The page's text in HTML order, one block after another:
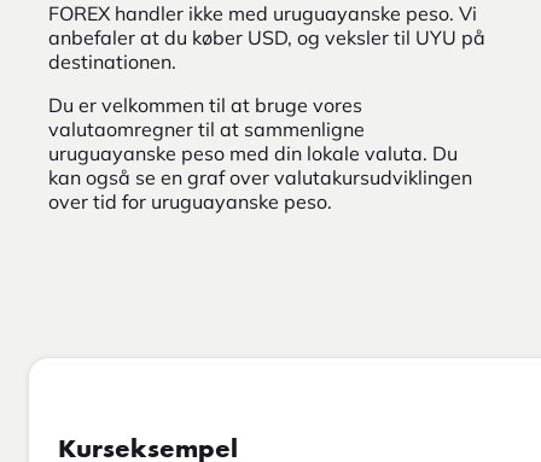
FOREX handler ikke med uruguayanske peso. Vi
anbefaler at du køber USD, og veksler til UYU på
destinationen.
Du er velkommen til at bruge vores
valutaomregner til at sammenligne
uruguayanske peso med din lokale valuta. Du
kan også se en graf over valutakursudviklingen
over tid for uruguayanske peso.
Kurseksempel